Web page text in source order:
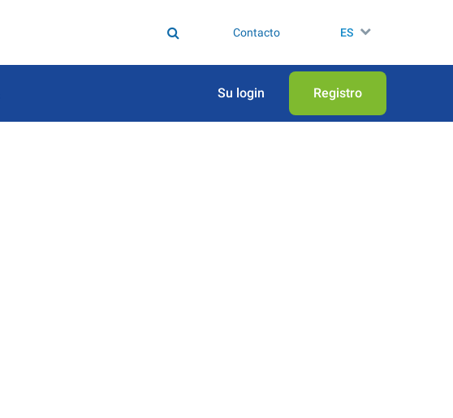
Contacto ES
Su login Registro